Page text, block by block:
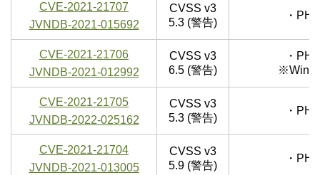
CVE-2021-21707
JVNDB-2021-015692
CVSS v3
5.3 (警告)
・
CVE-2021-21706
JVNDB-2021-012992
CVSS v3
6.5 (警告)
・
CVE-2021-21705
JVNDB-2022-025162
CVSS v3
5.3 (警告)
・
CVE-2021-21704
JVNDB-2021-013005
CVSS v3
5.9 (警告)
・